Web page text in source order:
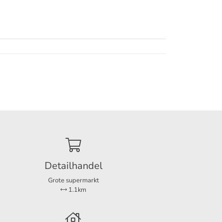
Detailhandel
Grote supermarkt
1.1km